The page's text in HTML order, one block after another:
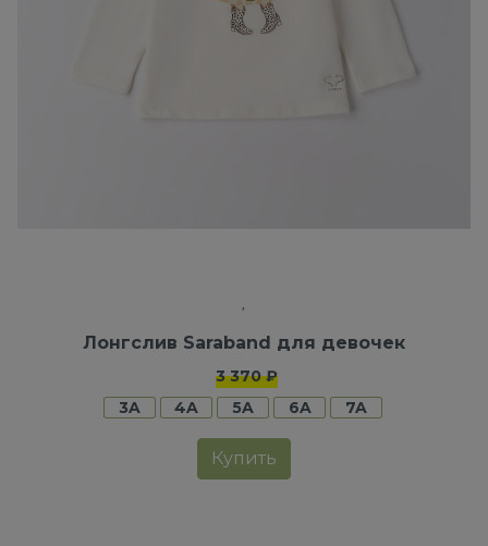
Лонгслив Saraband для девочек
3 370 ₽
3A
4A 5A 6A 7A
Купить